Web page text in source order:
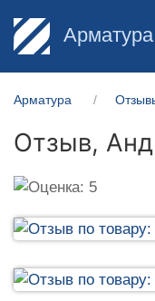
Арматура
Арматура
Отзыв,